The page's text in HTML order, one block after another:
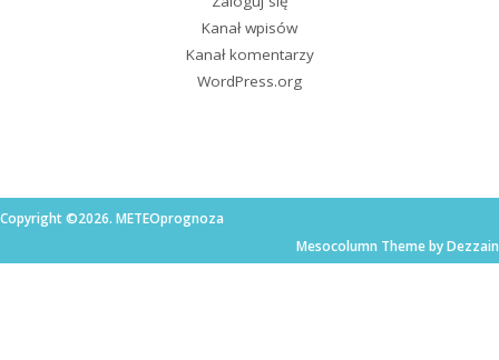
Kanał wpisów
Kanał komentarzy
WordPress.org
Copyright ©2026. METEOprognoza
Mesocolumn Theme by Dezzain